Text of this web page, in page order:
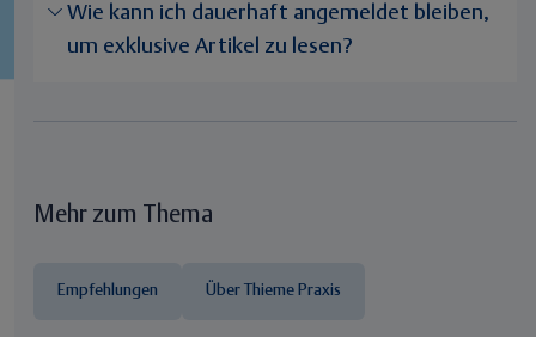
Wie kann ich dauerhaft angemeldet bleiben,
um exklusive Artikel zu lesen?
Mehr zum Thema
Empfehlungen Über Thieme Praxis